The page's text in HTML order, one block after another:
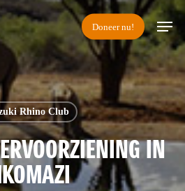
Doneer nu!
Menu
Rhino Club
IN